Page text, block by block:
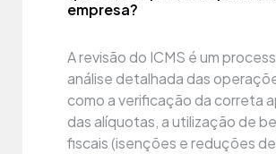
empresa?
A revisão do ICMS é um
análise detalhada das
como a verificação da correta
das alíquotas, a utilização de
fiscais (isenções e reduções